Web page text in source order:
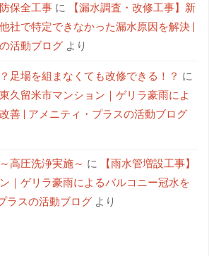
保全工事 に
【漏水調査・改修工事】新
社で特定できなかった漏水原因を解決 |
活動ブログ より
足場を組まなくても改修できる！？ に
久留米市マンション｜ゲリラ豪雨によ
善 | アメニティ・プラスの活動ブログ
高圧洗浄実施～ に
【雨水管増設工事】
｜ゲリラ豪雨によるバルコニー冠水を
ラスの活動ブログ より